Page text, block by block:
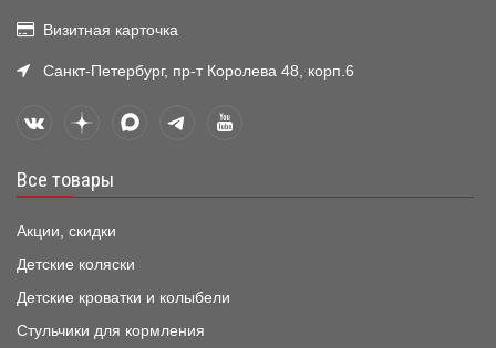
Визитная карточка
Санкт-Петербург, пр-т Королева 48, корп.6
Все товары
Акции, скидки
Детские коляски
Детские кроватки и колыбели
Стульчики для кормления